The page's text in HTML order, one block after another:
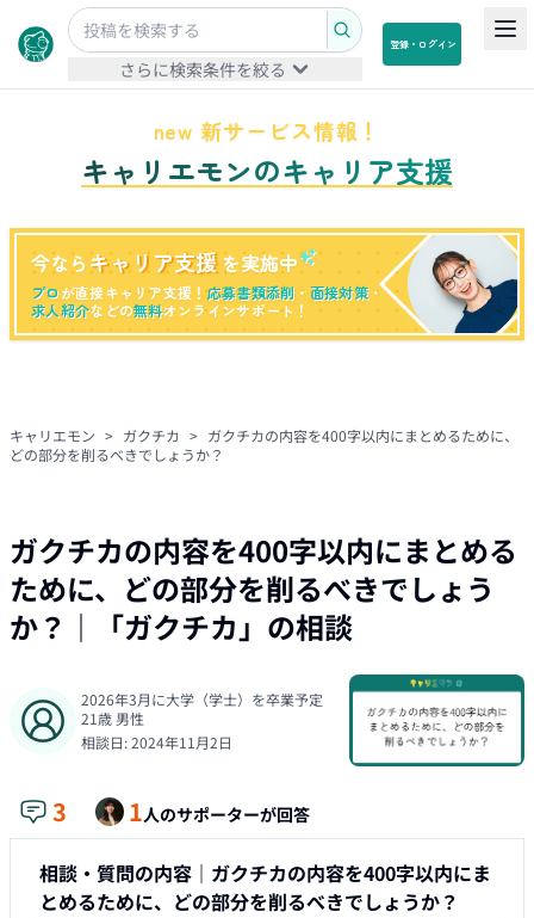
さらに検索条件を絞る
登録・ログイン
new 新サービス情報！
キャリエモンのキャリア支援
今なら キャリア支援 を実施中
プロが直接キャリア支援！応募書類添削 ・ 面接対策・
求人紹介などの無料オンラインサポート！
キャリエモン > ガクチカ > ガクチカの内容を400字以内にまとめるために、
どの部分を削るべきでしょうか？
ガクチカの内容を400字以内にまとめる
ために、どの部分を削るべきでしょう
か？ ｜「ガクチカ」の相談
2026年3月に大学（学士）を卒業予定
21歳 男性
相談日:2024年11月2日
3 1人のサポーターが回答
相談・質問の内容｜ ガクチカの内容を400字以内にま
とめるために、どの部分を削るべきでしょうか？